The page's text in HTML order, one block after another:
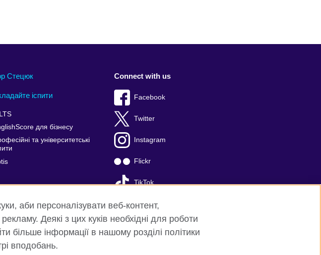
Стецюк
іспити
для бізнесу
та університетські
Connect with us
Facebook
Twitter
Instagram
Flickr
TikTok
YouTube
Карта сайту
аби персоналізувати веб-контент,
Деякі з цих куків необхідні для роботи
більше інформації в нашому розділі політики
вподобань.